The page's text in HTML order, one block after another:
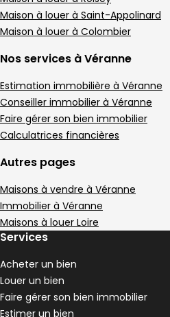
Saint-Appolinard - 42520
Maison • 4 pièces • 126 m²
DPE :
C 3 chambres
,
Terrain 4056 m²
Maison à louer à Saint-Appolinard
Maison à louer à Colombier
Nos services à Véranne
Estimation immobilière à Véranne
Conseiller immobilier à Véranne
Faire gérer son bien immobilier
Calculatrices financières
Autres pages
Maisons à vendre à Véranne
Immobilier à Véranne
Maisons à louer Loire
Services
Acheter un bien
Louer un bien
Faire gérer son bien immobilier
Estimer un bien